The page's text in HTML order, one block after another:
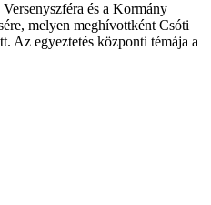
és a Kormány
melyen meghívottként Csóti
Az egyeztetés központi témája a